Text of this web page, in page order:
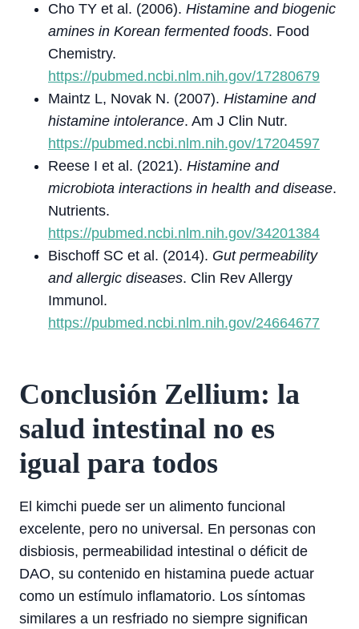
Cho TY et al. (2006). Histamine and biogenic
amines in Korean fermented foods. Food
Chemistry.
https://pubmed.ncbi.nlm.nih.gov/17280679
Maintz L, Novak N. (2007). Histamine and
histamine intolerance. Am J Clin Nutr.
https://pubmed.ncbi.nlm.nih.gov/17204597
Reese I et al. (2021). Histamine and
microbiota interactions in health and disease.
Nutrients.
https://pubmed.ncbi.nlm.nih.gov/34201384
Bischoff SC et al. (2014). Gut permeability
and allergic diseases. Clin Rev Allergy
Immunol.
https://pubmed.ncbi.nlm.nih.gov/24664677
Conclusión Zellium: la
salud intestinal no es
igual para todos
El kimchi puede ser un alimento funcional
excelente, pero no universal. En personas con
disbiosis, permeabilidad intestinal o déficit de
DAO, su contenido en histamina puede actuar
como un estímulo inflamatorio. Los síntomas
similares a un resfriado no siempre significan